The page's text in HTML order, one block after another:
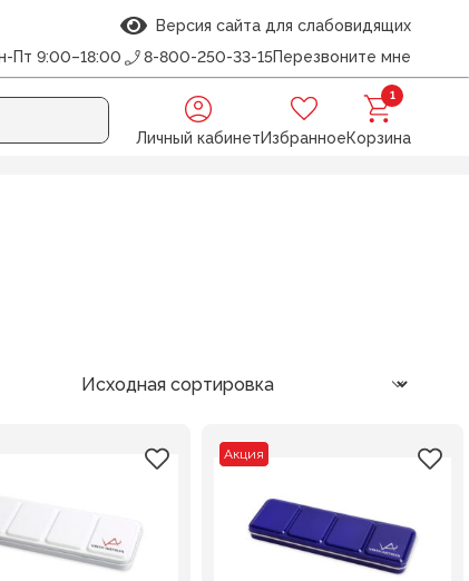
Версия сайта для слабовидящих
Пт 9:00–18:00 8-800-250-33-15Перезвоните мне
Личный кабинетИзбранное
1
Корзина
Акция